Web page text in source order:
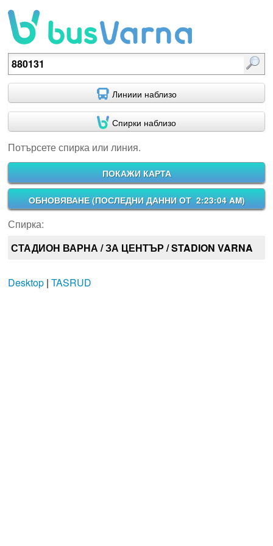
Потърсете спирка или линия.
Линиии наблизо
Спирки наблизо
Потърсете спирка или линия.
ПОКАЖИ КАРТА
ОБНОВЯВАНЕ (ПОСЛЕДНИ ДАННИ ОТ 2:23:04 AM)
Спирка:
СТАДИОН ВАРНА / ЗА ЦЕНТЪР / STADION VARNA
Desktop| TASRUD